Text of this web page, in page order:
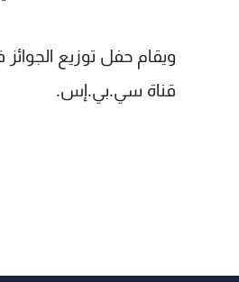
ويقام حفل توزيع
قناة سي.بي.إس.